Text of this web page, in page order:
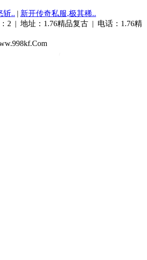
斩.. | 新开传奇私服,极其稀..
2 | 地址：1.76精品复古 | 电话：1.76精